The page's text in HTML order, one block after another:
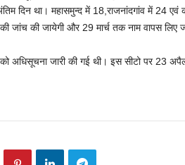
दिन था। महासमुन्द में 18,राजनांदगांव में 24 एवं
जांच की जायेगी और 29 मार्च तक नाम वापस लिए
अधिसूचना जारी की गई थी। इस सीटो पर 23